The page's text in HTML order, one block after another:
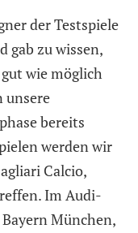
der Testspiele
gab zu wissen,
wie möglich
unsere
bereits
werden wir
Calcio,
Im Audi-
München,